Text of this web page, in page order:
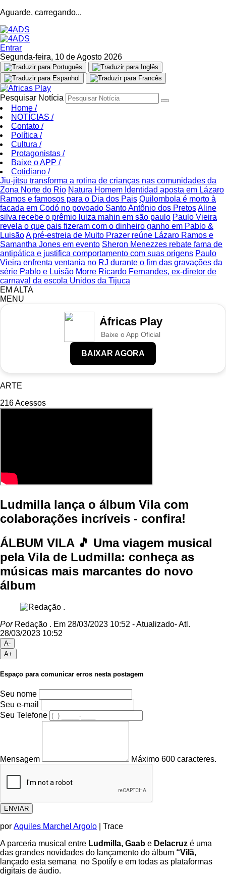
Aguarde, carregando...
Entrar
Segunda-feira, 10 de Agosto 2026
Pesquisar Notícia
Home /
NOTÍCIAS /
Contato /
Política /
Cultura /
Protagonistas /
Baixe o APP /
Cotidiano /
Jiu-jítsu transforma a rotina de crianças nas comunidades da
Zona Norte do Rio Natura Homem Identidad aposta em Lázaro
Ramos e famosos para o Dia dos Pais Quilombola é morto à
facada em Codó no povoado Santo Antônio dos PretosAline
silva recebe o prêmio luiza mahin em são paulo Paulo Vieira
revela o que pais fizeram com o dinheiro ganho em Pablo &
LuisãoA pré-estreia de Muito Prazer reúne Lázaro Ramos e
Samantha Jones em evento Sheron Menezzes rebate fama de
antipática e justifica comportamento com suas origens Paulo
Vieira enfrenta ventania no RJ durante o fim das gravações da
série Pablo e Luisão Morre Ricardo Fernandes, ex-diretor de
carnaval da escola Unidos da Tijuca
EM ALTA
MENU
Áfricas Play
Baixe o App Oficial
BAIXAR AGORA
ARTE
216Acessos
Ludmilla lança o álbum Vila com
colaborações incríveis - confira!
ÁLBUM VILA 🎵 Uma viagem musical
pela Vila de Ludmilla: conheça as
músicas mais marcantes do novo
álbum
PorRedação . Em 28/03/2023 10:52 - Atualizado- Atl.
28/03/2023 10:52
A-
A+
Espaço para comunicar erros nesta postagem
Seu nome
Seu e-mail
Seu Telefone
Mensagem Máximo 600 caracteres.
ENVIAR
por Aquiles Marchel Argolo
Trace
A parceria musical entre Ludmilla, Gaab e Delacruz é uma
das grandes novidades do lançamento do álbum “Vilã,
lançado esta semana no Spotify e em todas as plataformas
digitais de áudio.